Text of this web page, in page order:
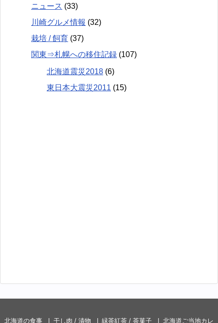
ニュース (33)
川崎グルメ情報 (32)
栽培 / 飼育 (37)
関東⇒札幌への移住記録 (107)
北海道震災2018 (6)
東日本大震災2011 (15)
北海道の食事 干し肉 / 漬物 緑茶紅茶 / 茶菓子 北海道ご当地カレ